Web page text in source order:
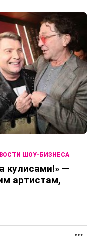
ШОУ-БИЗНЕСА
кулисами!» —
артистам,